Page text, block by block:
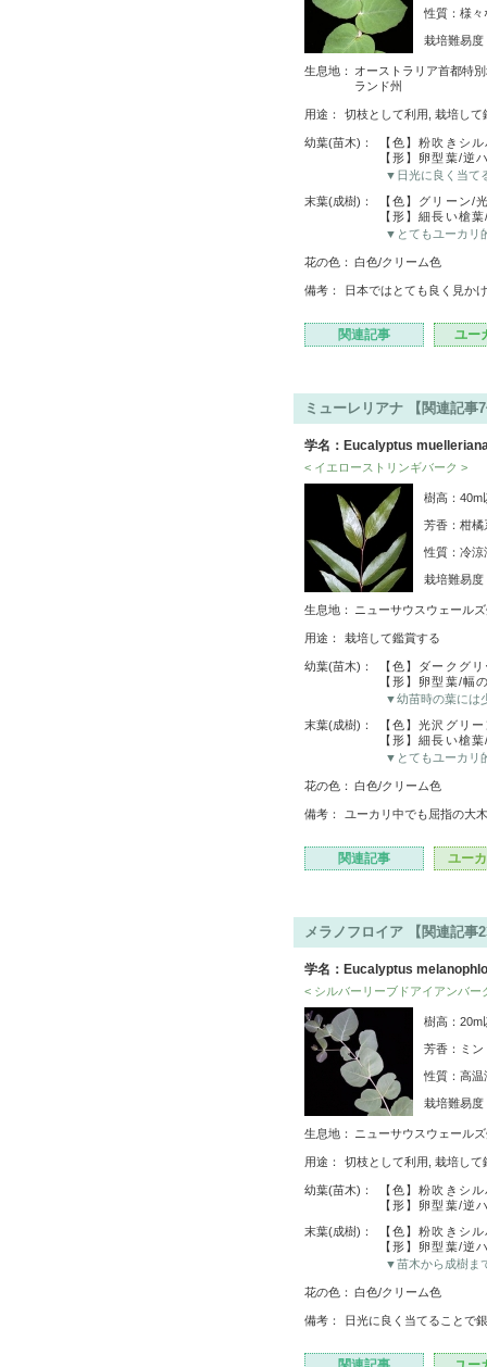
性質：様
栽培難
生息地：
オーストラリア首都特
ランド州
用途： 切枝として利用, 栽培して
幼葉(苗木)：
【色】粉吹きシ
【形】卵型葉/逆
▼日光に良く当て
末葉(成樹)：
【色】グリーン/
【形】細長い槍
▼とてもユーカリ
花の色： 白色/クリーム色
備考： 日本ではとても良く見か
関連記事 ユー
ミューレリアナ 【関連記事
学名：Eucalyptus
< イエローストリンギバーク >
樹高：
芳香：柑
性質：冷
栽培難
生息地： ニューサウスウェール
用途： 栽培して鑑賞する
幼葉(苗木)：
【色】ダークグ
【形】卵型葉/幅
▼幼苗時の葉には
末葉(成樹)：
【色】光沢グリ
【形】細長い槍
▼とてもユーカリ
花の色： 白色/クリーム色
備考： ユーカリ中でも屈指の大
関連記事 ユー
メラノフロイア 【関連記事
学名：Eucalyptus
< シルバーリーブドアイアンバー
樹高：
芳香：ミ
性質：高
栽培難
生息地： ニューサウスウェール
用途： 切枝として利用, 栽培して
幼葉(苗木)：
【色】粉吹きシ
【形】卵型葉/逆
末葉(成樹)：
【色】粉吹きシ
【形】卵型葉/逆
▼苗木から成樹ま
花の色： 白色/クリーム色
備考： 日光に良く当てることで